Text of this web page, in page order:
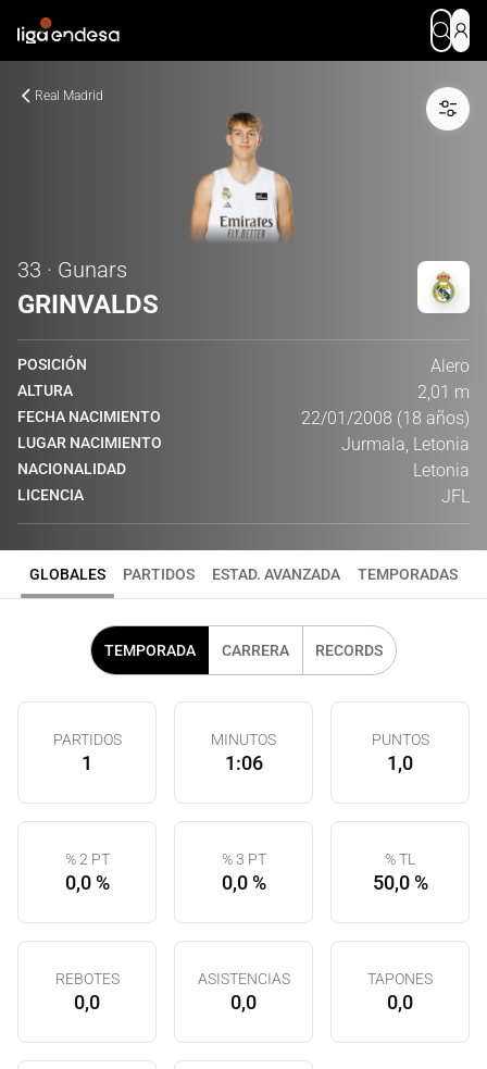
Real Madrid
33 · Gunars
GRINVALDS
POSICIÓN Alero
ALTURA 2,01 m
FECHA NACIMIENTO 22/01/2008 (18 años)
LUGAR NACIMIENTO Jurmala, Letonia
NACIONALIDAD Letonia
LICENCIA JFL
GLOBALES PARTIDOS ESTAD. AVANZADA TEMPORADAS
TEMPORADA CARRERA RECORDS
PARTIDOS
1
MINUTOS
1:06
PUNTOS
1,0
% 2 PT
0,0 %
% 3 PT
0,0 %
% TL
50,0 %
REBOTES
0,0
ASISTENCIAS
0,0
TAPONES
0,0